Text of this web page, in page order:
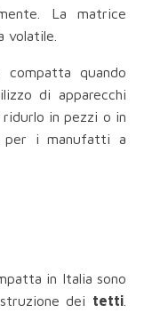
La matrice
volatile.
quando
di apparecchi
in pezzi o in
per i manufatti a
in Italia sono
dei tetti